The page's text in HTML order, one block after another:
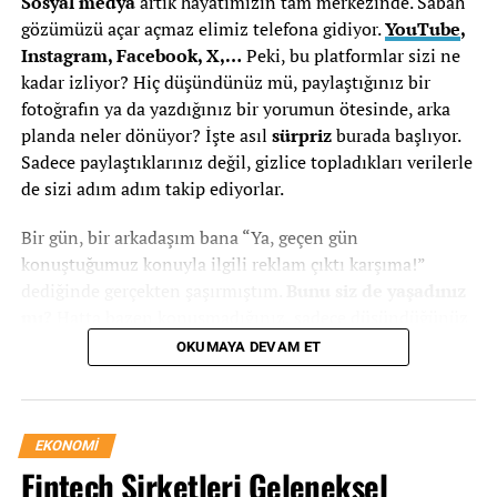
BDDK’nın Düzenleyici Rolü
BDDK’nın 29 Ocak 2026 tarihli kararı, bireysel kart
limitlerine yönelik önemli düzenlemeler getirdi. Bu
düzenlemeler, taksit sayıları ve koşulları üzerinde de
doğrudan etkili oldu. Bankalar artık sektör bazlı ya da
dönemsel kampanyalarla taksit seçenekleri sunarken,
belirli ürün kategorilerinde taksit sınırlamaları
Yani taksit kullanmadan önce yalnızca “kaç taksit
Kredi Kartı Taksitinin Avantajları
Bütçeyi Koruma Kalkanı
gözümüzü açar açmaz elimiz telefona gidiyor.YouTube,
Instagram, Facebook, X,… Peki, bu platformlar sizi ne
kadar izliyor? Hiç düşündünüz mü, paylaştığınız bir
fotoğrafın ya da yazdığınız bir yorumun ötesinde, arka
planda neler dönüyor? İşte asıl sürprizburada başlıyor.
Sadece paylaştıklarınız değil, gizlice topladıkları verilerle
de sizi adım adım takip ediyorlar.
Bir gün, bir arkadaşım bana “Ya, geçen gün
konuştuğumuz konuyla ilgili reklam çıktı karşıma!”
bir şey bile karşınıza çıkıyor gibi hissediyorsunuz. İşte bu
noktada sosyal medya platformlarının ne
kadarderinlemesine izlediğinianlamak mümkün.
konumunuz
izleniyor.
OKUMAYA DEVAM ET
EKONOMI
Fintech Şirketleri Geleneksel